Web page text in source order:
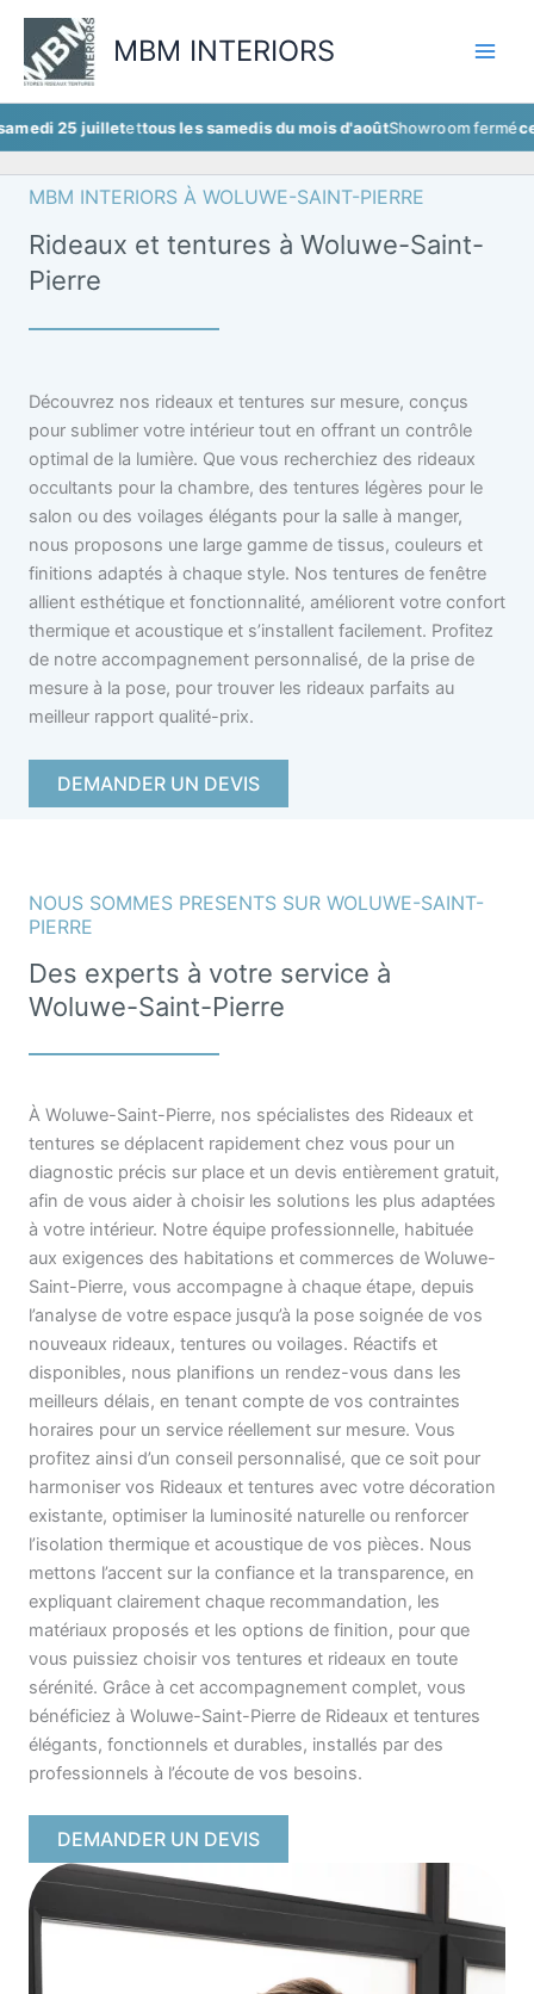
Aller
contenu
MBM INTERIORS
juillet ettous les samedis du mois d'aoûtShowroom ferméce samedi
MBM INTERIORS À WOLUWE-SAINT-PIERRE
Rideaux et tentures à Woluwe-Saint-
Pierre
Découvrez nos rideaux et tentures sur mesure, conçus
pour sublimer votre intérieur tout en offrant un contrôle
optimal de la lumière. Que vous recherchiez des rideaux
occultants pour la chambre, des tentures légères pour le
salon ou des voilages élégants pour la salle à manger,
nous proposons une large gamme de tissus, couleurs et
finitions adaptés à chaque style. Nos tentures de fenêtre
allient esthétique et fonctionnalité, améliorent votre confort
thermique et acoustique et s’installent facilement. Profitez
de notre accompagnement personnalisé, de la prise de
mesure à la pose, pour trouver les rideaux parfaits au
meilleur rapport qualité-prix.
DEMANDER UN DEVIS
NOUS SOMMES PRESENTS SUR WOLUWE-SAINT-
PIERRE
Des experts à votre service à
Woluwe-Saint-Pierre
À Woluwe-Saint-Pierre, nos spécialistes des Rideaux et
tentures se déplacent rapidement chez vous pour un
diagnostic précis sur place et un devis entièrement gratuit,
afin de vous aider à choisir les solutions les plus adaptées
à votre intérieur. Notre équipe professionnelle, habituée
aux exigences des habitations et commerces de Woluwe-
Saint-Pierre, vous accompagne à chaque étape, depuis
l’analyse de votre espace jusqu’à la pose soignée de vos
nouveaux rideaux, tentures ou voilages. Réactifs et
disponibles, nous planifions un rendez-vous dans les
meilleurs délais, en tenant compte de vos contraintes
horaires pour un service réellement sur mesure. Vous
profitez ainsi d’un conseil personnalisé, que ce soit pour
harmoniser vos Rideaux et tentures avec votre décoration
existante, optimiser la luminosité naturelle ou renforcer
l’isolation thermique et acoustique de vos pièces. Nous
mettons l’accent sur la confiance et la transparence, en
expliquant clairement chaque recommandation, les
matériaux proposés et les options de finition, pour que
vous puissiez choisir vos tentures et rideaux en toute
sérénité. Grâce à cet accompagnement complet, vous
bénéficiez à Woluwe-Saint-Pierre de Rideaux et tentures
élégants, fonctionnels et durables, installés par des
professionnels à l’écoute de vos besoins.
DEMANDER UN DEVIS